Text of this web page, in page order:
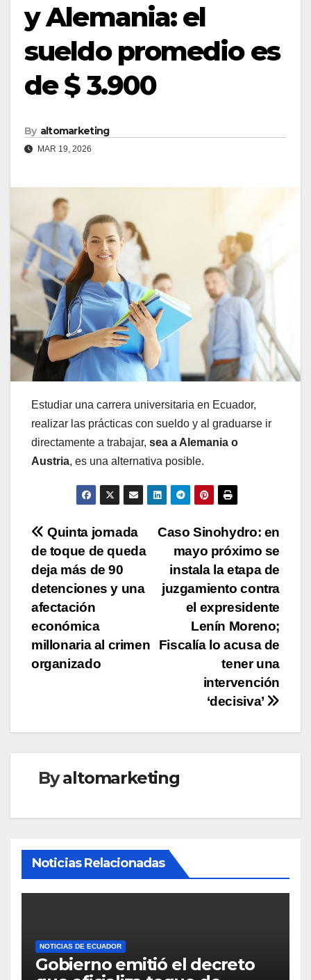
y Alemania: el
sueldo promedio es
de $ 3.900
By altomarketing
MAR 19, 2026
Estudiar una carrera universitaria en Ecuador,
realizar las prácticas con sueldo y al graduarse ir
directamente a trabajar, sea a Alemania o
Austria, es una alternativa posible.
Navegación
de
entradas
Caso Sinohydro: en
mayo próximo se
instala la etapa de
juzgamiento contra
el expresidente
Lenín Moreno;
Fiscalía lo acusa de
tener una
intervención
‘decisiva’
Quinta jornada
de toque de queda
deja más de 90
detenciones y una
afectación
económica
millonaria al crimen
organizado
Byaltomarketing
Noticias Relacionadas
NOTICIAS DE ECUADOR
Gobierno emitió el decreto